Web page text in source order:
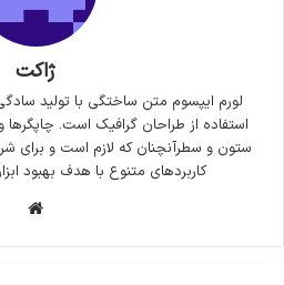
ژاکت
لورم ایپسوم متن ساختگی با تولید
استفاده از طراحان گرافیک است. چاپگرها
ستون و سطرآنچنان که لازم است و برای
کاربردهای متنوع با هدف بهبود